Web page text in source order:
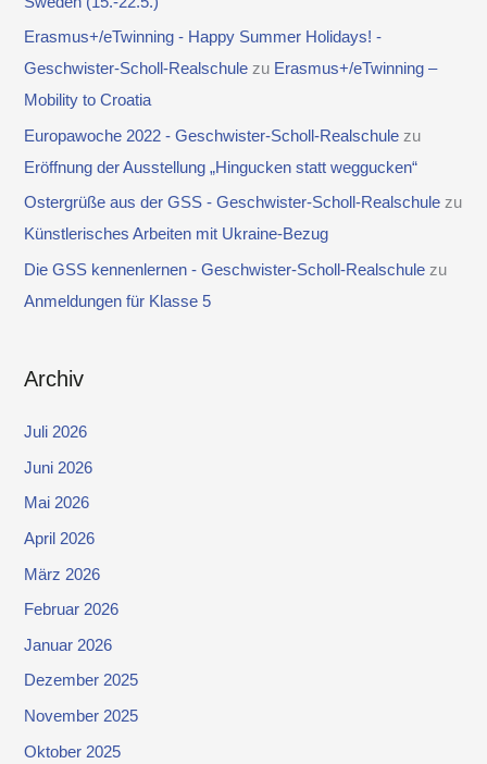
Erasmus+/eTwinning - Happy Summer Holidays! -
Geschwister-Scholl-Realschule zu Erasmus+/eTwinning –
Mobility to Croatia
Europawoche 2022 - Geschwister-Scholl-Realschule zu
Eröffnung der Ausstellung „Hingucken statt weggucken“
Ostergrüße aus der GSS - Geschwister-Scholl-Realschule zu
Künstlerisches Arbeiten mit Ukraine-Bezug
Die GSS kennenlernen - Geschwister-Scholl-Realschule zu
Anmeldungen für Klasse 5
Archiv
Juli 2026
Juni 2026
Mai 2026
April 2026
März 2026
Februar 2026
Januar 2026
Dezember 2025
November 2025
Oktober 2025